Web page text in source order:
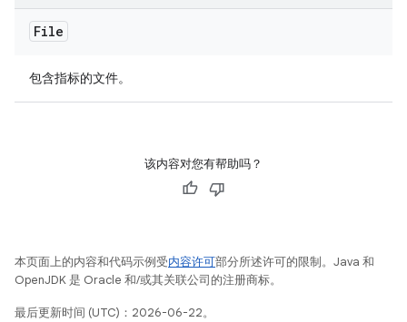
File
包含指标的文件。
该内容对您有帮助吗？
本页面上的内容和代码示例受内容许可部分所述许可的限制。Java 和
OpenJDK 是 Oracle 和/或其关联公司的注册商标。
最后更新时间 (UTC)：2026-06-22。